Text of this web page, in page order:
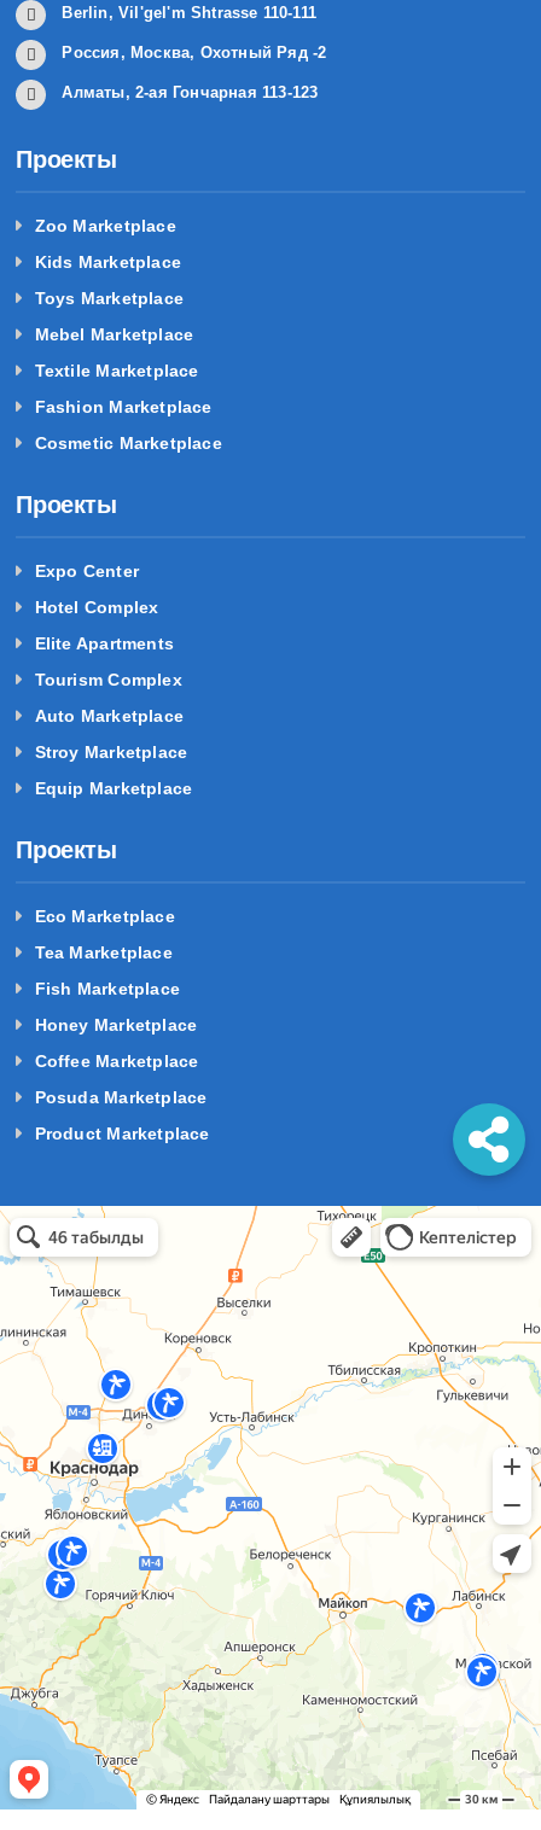
Алтайский край
Белгородская область
Воронежская область
Ивановская область
Иркутская область
Кабардино-Балкария
Калининградская область
Калмыкия
Калужская область
Камчатский край
Карачаево-Черкесия
Карелия
Кемеровская область
Кировская область
Корякский округ
Костромская область
Краснодарский край
Berlin, Vil'gel'm Shtrasse 110-111
Россия, Москва, Охотный Ряд -2
Алматы, 2-ая Гончарная 113-123
Проекты
Zoo Marketplace
Kids Marketplace
Toys Marketplace
Mebel Marketplace
Textile Marketplace
Fashion Marketplace
Cosmetic Marketplace
Проекты
Expo Center
Hotel Complex
Elite Apartments
Tourism Complex
Auto Marketplace
Stroy Marketplace
Equip Marketplace
Проекты
Eco Marketplace
Tea Marketplace
Fish Marketplace
Honey Marketplace
Coffee Marketplace
Posuda Marketplace
Product Marketplace
базы отдыха краснодарский край в Темрюке
Темрюк